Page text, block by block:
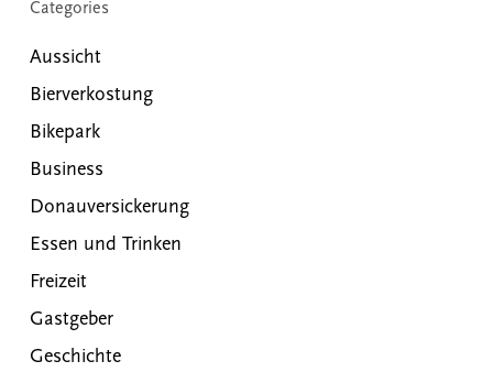
Categories
Aussicht
Bierverkostung
Bikepark
Business
Donauversickerung
Essen und Trinken
Freizeit
Gastgeber
Geschichte